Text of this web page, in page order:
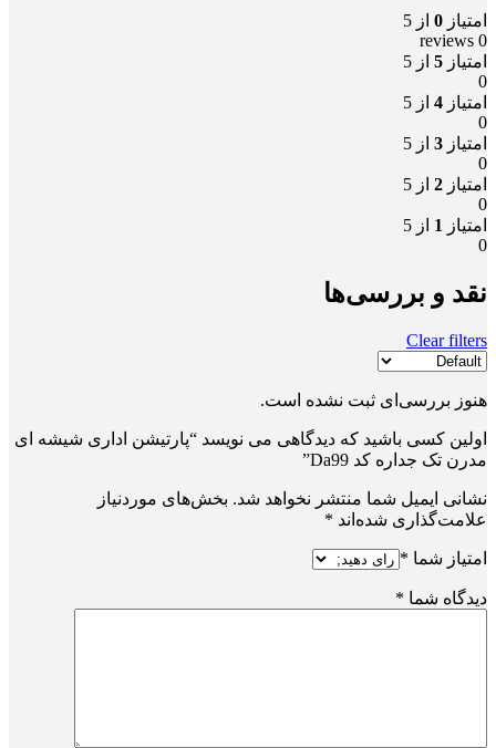
امتیاز 0 از 5
0 reviews
امتیاز 5 از 5
0
امتیاز 4 از 5
0
امتیاز 3 از 5
0
امتیاز 2 از 5
0
امتیاز 1 از 5
0
نقد و بررسی‌ها
Clear filters
هنوز بررسی‌ای ثبت نشده است.
اولین کسی باشید که دیدگاهی می نویسد “پارتیشن اداری شیشه ای
مدرن تک جداره کد Da99”
نشانی ایمیل شما منتشر نخواهد شد. بخش‌های موردنیاز
علامت‌گذاری شده‌اند *
امتیاز شما *
دیدگاه شما *